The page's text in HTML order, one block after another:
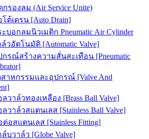
กรองลม (Air Service Unite)
โต้เดรน [Auto Drain]
ะบอกลมนิวเมติก Pneumatic Air Cylinder
ล์วอัตโนมัติ [Automatic Valve]
กรณ์สร้างความสั่นสะเทือน [Pneumatic
าหกรรมและอุปกรณ์ [Valve And
วาล์วทองเหลือง [Brass Ball Valve]
วาล์วสแตนเลส [Stainless Ball Valve]
อสแตนเลส [Stainless Fitting]
บวาล์ว [Globe Valve]